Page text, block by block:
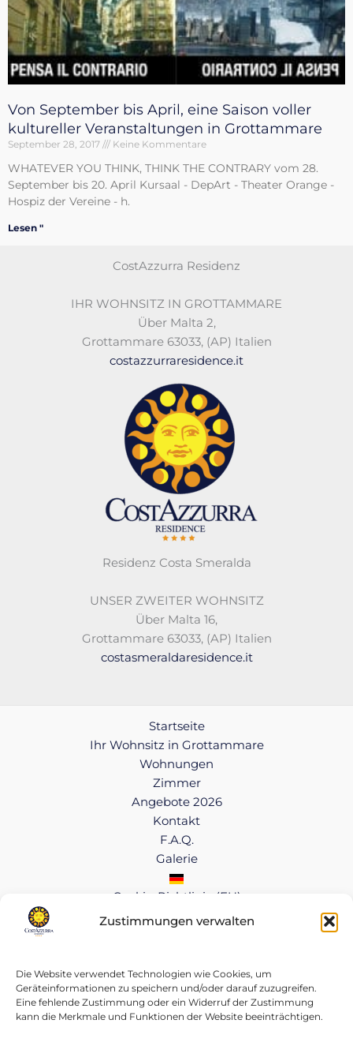
Zustimmungen verwalten
Die Website verwendet Technologien wie Cookies, um
Geräteinformationen zu speichern und/oder darauf zuzugreifen.
Eine fehlende Zustimmung oder ein Widerruf der Zustimmung
kann die Merkmale und Funktionen der Website beeinträchtigen.
Von September bis April, eine Saison voller
kultureller Veranstaltungen in Grottammare
September 28, 2017 Keine Kommentare
WHATEVER YOU THINK, THINK THE CONTRARY vom 28.
September bis 20. April Kursaal - DepArt - Theater Orange -
Hospiz der Vereine - h.
Lesen "
CostAzzurra Residenz
IHR WOHNSITZ IN GROTTAMMARE
Über Malta 2,
Grottammare 63033,(AP) Italien
costazzurraresidence.it
Residenz Costa Smeralda
UNSER ZWEITER WOHNSITZ
Über Malta 16,
Grottammare 63033, (AP) Italien
costasmeraldaresidence.it
Startseite
Ihr Wohnsitz in Grottammare
Wohnungen
Zimmer
Angebote 2026
Kontakt
F.A.Q.
Galerie
Cookie-Richtlinie (EU)
MWST.-NR. 01414260446